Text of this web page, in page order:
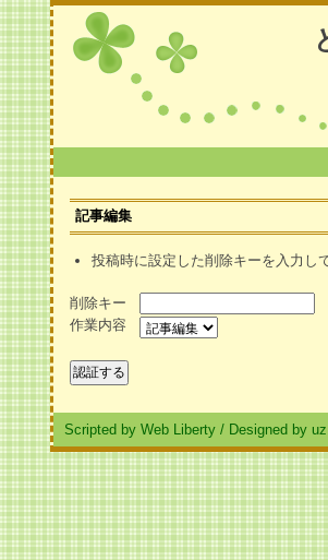
記事編集
投稿時に設定した削除キーを入力し
削除キー
作業内容
Scripted by Web Liberty / Designed by uz